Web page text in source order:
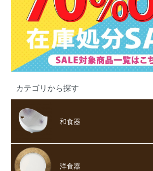
カテゴリから探す
和食器
洋食器